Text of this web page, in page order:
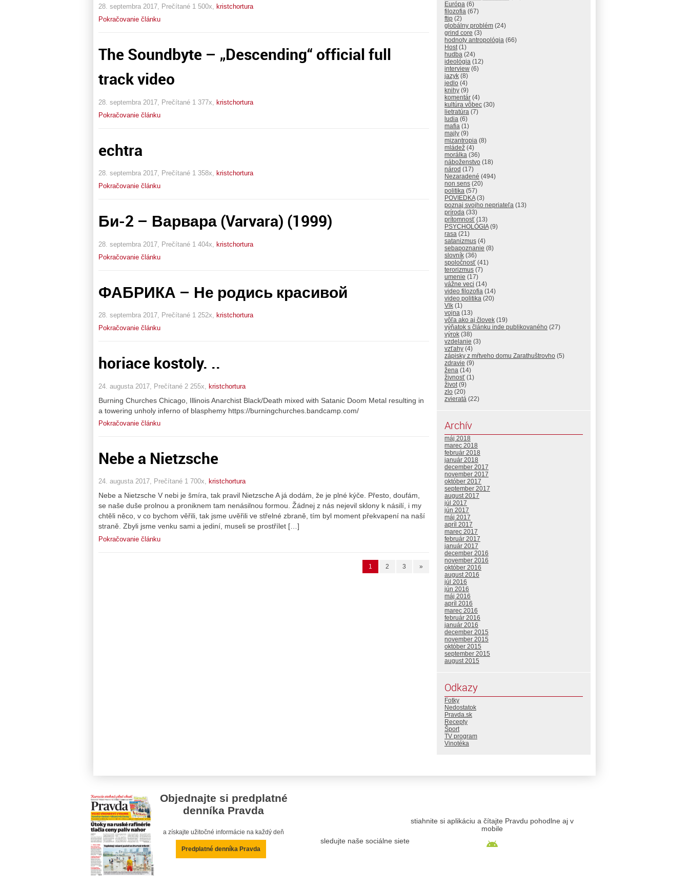
28. septembra 2017, Prečítané 1 500x, kristchortura
Pokračovanie článku
The Soundbyte – „Descending“ official full
track video
28. septembra 2017, Prečítané 1 377x,
kristchortura
Pokračovanie článku
echtra
28. septembra 2017, Prečítané 1 358x, kristchortura
Pokračovanie článku
Би-2 – Варвара (Varvara) (1999)
28. septembra 2017, Prečítané 1 404x,
kristchortura
Pokračovanie článku
ФАБРИКА – Не родись красивой
28. septembra 2017, Prečítané 1 252x, kristchortura
Pokračovanie článku
horiace kostoly. ..
24. augusta 2017, Prečítané 2 255x, kristchortura
Burning Churches Chicago, Illinois Anarchist Black/Death mixed with Satanic Doom Metal resulting in
a towering unholy inferno of blasphemy https://burningchurches.bandcamp.com/
Pokračovanie článku
Nebe a Nietzsche
24. augusta 2017, Prečítané 1 700x, kristchortura
Nebe a Nietzsche V nebi je šmíra, tak pravil Nietzsche A já dodám, že je plné kýče. Přesto, doufám,
se naše duše prolnou a proniknem tam nenásilnou formou. Žádnej z nás nejevil sklony k násilí, i my
chtěli něco, v co bychom věřili, tak jsme uvěřili ve střelné zbraně, tím byl moment překvapení na naší
straně. Zbyli jsme venku sami a jediní, museli se prostřílet […]
Pokračovanie článku
1 2 3 »
Európa (6)
filozofia (67)
ftip (2)
globálny problém (24)
grind core (3)
hodnoty antropológia (66)
Host(1)
hudba (24)
ideológia (12)
interview (6)
jazyk (8)
jedlo (4)
knihy (9)
komentár (4)
kultúra vôbec (30)
lietratúra (7)
ludia (6)
mafia (1)
majly (9)
mizantropia (8)
mládež (4)
morálka (36)
náboženstvo (18)
národ (17)
Nezaradené (494)
non sens (20)
politika (57)
POVIEDKA(3)
poznaj svojho nepriateľa (13)
príroda (33)
prítomnosť (13)
PSYCHOLÓGIA(9)
rasa (21)
satanizmus (4)
sebapoznanie (8)
slovník (36)
spoločnosť (41)
terorizmus (7)
umenie (17)
vážne veci (14)
video filozofia (14)
video politika (20)
Vlk (1)
vojna (13)
vôľa ako aj človek (19)
výňatok s článku inde publikovaného (27)
výrok (38)
vzdelanie (3)
vzťahy (4)
zápisky z mŕtveho domu Zarathuštrovho (5)
zdravie (9)
žena (14)
živnosť (1)
život(9)
zlo (20)
zvieratá (22)
Archív
máj 2018
marec 2018
február 2018
január 2018
december 2017
november 2017
október 2017
september 2017
august 2017
júl 2017
jún 2017
máj 2017
apríl 2017
marec 2017
február 2017
január 2017
december 2016
november 2016
október 2016
august 2016
júl 2016
jún 2016
máj 2016
apríl 2016
marec 2016
február 2016
január 2016
december 2015
november 2015
október 2015
september 2015
august 2015
Odkazy
Fotky
Nedostatok
Pravda.sk
Recepty
Šport
TV program
Vinotéka
Objednajte si predplatné
denníka Pravda
a získajte užitočné informácie na každý deň
Predplatné denníka Pravda
sledujte naše sociálne siete
stiahnite si aplikáciu a čítajte Pravdu pohodlne aj v
mobile